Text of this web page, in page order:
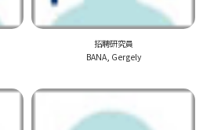
招聘研究員
BANA, Gergely